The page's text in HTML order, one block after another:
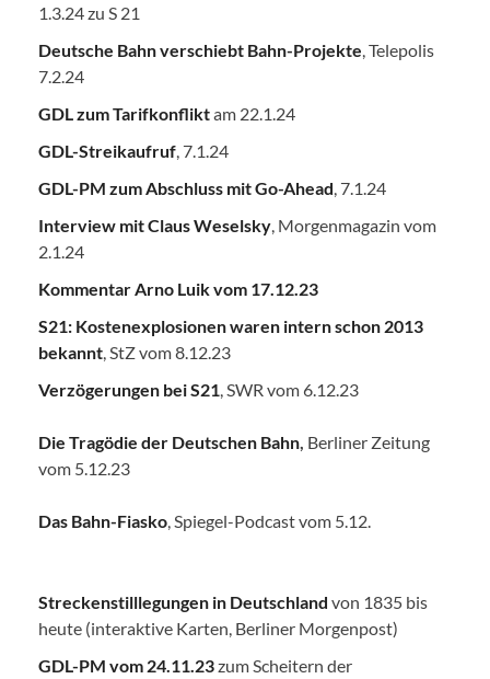
1.3.24 zu S 21
Deutsche Bahn verschiebt Bahn-Projekte, Telepolis
7.2.24
GDL zum Tarifkonfliktam 22.1.24
GDL-Streikaufruf, 7.1.24
GDL-PM zum Abschluss mit Go-Ahead, 7.1.24
Interview mit Claus Weselsky, Morgenmagazin vom
2.1.24
Kommentar Arno Luik vom 17.12.23
S21: Kostenexplosionen waren intern schon 2013
bekannt, StZ vom 8.12.23
Verzögerungen bei S21, SWR vom 6.12.23
Die Tragödie der Deutschen Bahn, Berliner Zeitung
vom 5.12.23
Das Bahn-Fiasko, Spiegel-Podcast vom 5.12.
Streckenstilllegungen in Deutschland von 1835 bis
heute (interaktive Karten, Berliner Morgenpost)
GDL-PM vom 24.11.23zum Scheitern der